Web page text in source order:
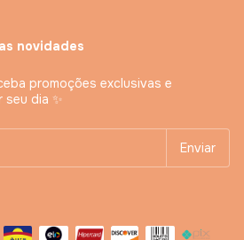
novidades
promoções exclusivas e
dia ✨